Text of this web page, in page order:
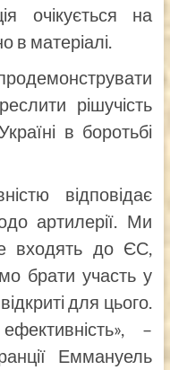
очікується на
в матеріалі.
рішучість
в боротьбі
відповідає
артилерії. Ми
входять до ЄС,
брати участь у
для цього.
–
Еммануель